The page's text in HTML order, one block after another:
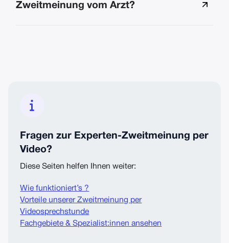
Zweitmeinung vom Arzt?

Fragen zur Experten-Zweitmeinung per
Video?
Diese Seiten helfen Ihnen weiter:
Wie funktioniert’s ?
Vorteile unserer Zweitmeinung per
Videosprechstunde
Fachgebiete & Spezialist:innen ansehen